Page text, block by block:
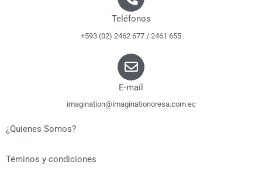
Teléfonos
+593 (02) 2462 677 / 2461 655
E-mail
imagination@imaginationoresa.com.ec​
¿Quienes Somos?
Téminos y condiciones